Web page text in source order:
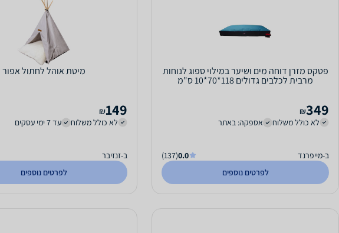
פטקס מזרן דוחה מים ושיער במילוי ספוג לנוחות
מרבית לכלבים גדולים 118*70*10 ס"מ
349
₪
לא כולל משלוח
אספקה: באתר
ב-מייפרנד 0.0
(137)
לפרטים נוספים
מיטת אוהל לחתול אפור
149
₪
לא כולל משלוח
עד 7 ימי עסקים
ב-זנזיבר
לפרטים נוספים